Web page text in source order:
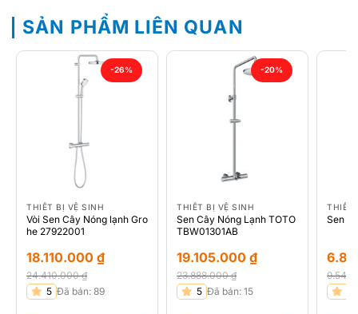
SẢN PHẨM LIÊN QUAN
-26%
THIẾT BỊ VỆ SINH
Vòi Sen Cây Nóng lạnh Gro
he 27922001
24.410.000₫
Giá
18.110.000 ₫
Giá 5 Đã bán: 89
-20%
THIẾT BỊ VỆ SINH
Sen Cây Nóng Lạnh TOTO
TBW01301AB
23.888.000₫
Giá
19.105.000₫
Giá 5 Đã bán: 15
THIẾT
Sen
Giá
Giá